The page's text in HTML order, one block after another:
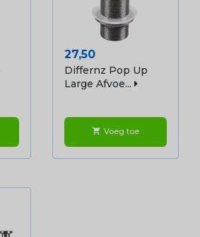
Prijs
27,50
Differnz Pop Up
Large Afvoe...
shopping_cart Voeg toe